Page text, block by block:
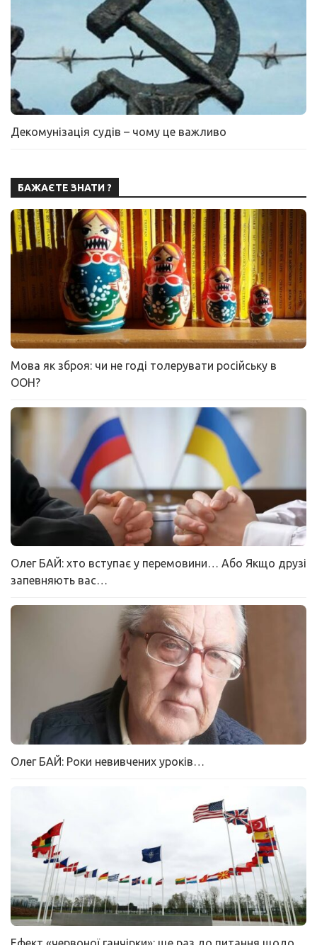
Декомунізація судів – чому це важливо
БАЖАЄТЕ ЗНАТИ ?
Мова як зброя: чи не годі толерувати російську в
ООН?
Олег БАЙ: хто вступає у перемовини… Або Якщо друзі
запевняють вас…
Олег БАЙ: Роки невивчених уроків…